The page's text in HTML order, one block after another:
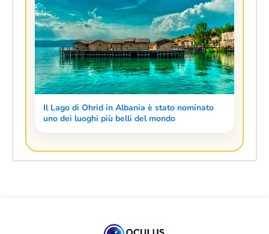
Il Lago di Ohrid in Albania è stato nominato
uno dei luoghi più belli del mondo